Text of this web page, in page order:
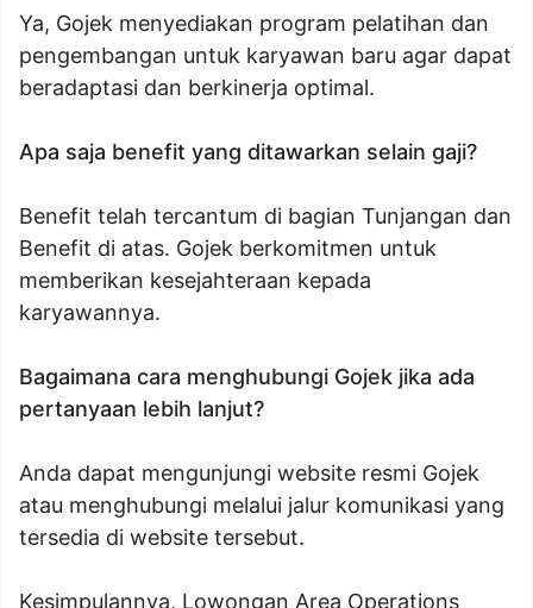
Ya, Gojek menyediakan program pelatihan dan
pengembangan untuk karyawan baru agar dapat
beradaptasi dan berkinerja optimal.
Apa saja benefit yang ditawarkan selain gaji?
Benefit telah tercantum di bagian Tunjangan dan
Benefit di atas. Gojek berkomitmen untuk
memberikan kesejahteraan kepada
karyawannya.
Bagaimana cara menghubungi Gojek jika ada
pertanyaan lebih lanjut?
Anda dapat mengunjungi website resmi Gojek
atau menghubungi melalui jalur komunikasi yang
tersedia di website tersebut.
Kesimpulannya, Lowongan Area Operations